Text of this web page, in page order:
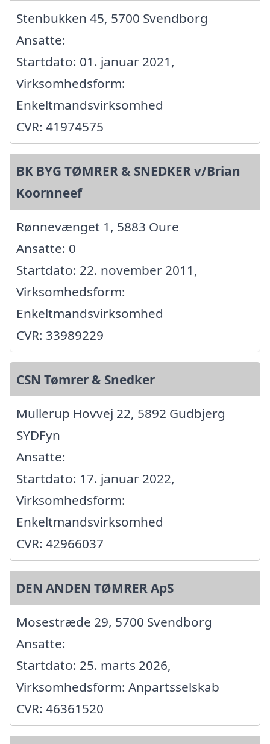
Stenbukken 45, 5700 Svendborg
Ansatte:
Startdato: 01. januar 2021,
Virksomhedsform:
Enkeltmandsvirksomhed
CVR: 41974575
BK BYG TØMRER & SNEDKER v/Brian
Koornneef
Rønnevænget 1, 5883 Oure
Ansatte: 0
Startdato: 22. november 2011,
Virksomhedsform:
Enkeltmandsvirksomhed
CVR: 33989229
CSN Tømrer & Snedker
Mullerup Hovvej 22, 5892 Gudbjerg
SYDFyn
Ansatte:
Startdato: 17. januar 2022,
Virksomhedsform:
Enkeltmandsvirksomhed
CVR: 42966037
DEN ANDEN TØMRER ApS
Mosestræde 29, 5700 Svendborg
Ansatte:
Startdato: 25. marts 2026,
Virksomhedsform: Anpartsselskab
CVR: 46361520